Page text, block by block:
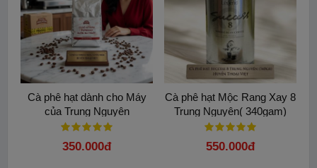
Cà phê hạt dành cho Máy
của Trung Nguyên
Espresso( Túi 500gam)
350.000đ
Cà phê hạt Mộc Rang Xay 8
Trung Nguyên( 340gam)
550.000đ